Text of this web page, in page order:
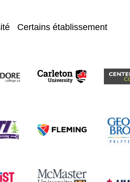
Certains établissement